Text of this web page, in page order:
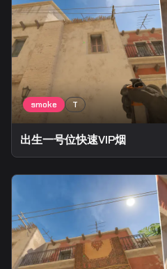
出生一号位快速VIP烟